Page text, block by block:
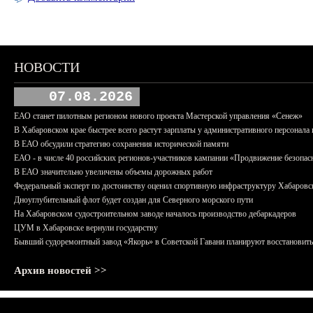
НОВОСТИ
07.08.2026
ЕАО станет пилотным регионом нового проекта Мастерской управления «Сенеж»
В Хабаровском крае быстрее всего растут зарплаты у административного персонала
В ЕАО обсудили стратегию сохранения исторической памяти
ЕАО - в числе 40 российских регионов-участников кампании «Продвижение
В ЕАО значительно увеличены объемы дорожных работ
Федеральный эксперт по достоинству оценил спортивную инфраструктуру
Дноуглубительный флот будет создан для Северного морского пути
На Хабаровском судостроительном заводе началось производство дебаркадеров
ЦУМ в Хабаровске вернули государству
Бывший судоремонтный завод «Якорь» в Советской Гавани планируют восстановить
Архив новостей >>